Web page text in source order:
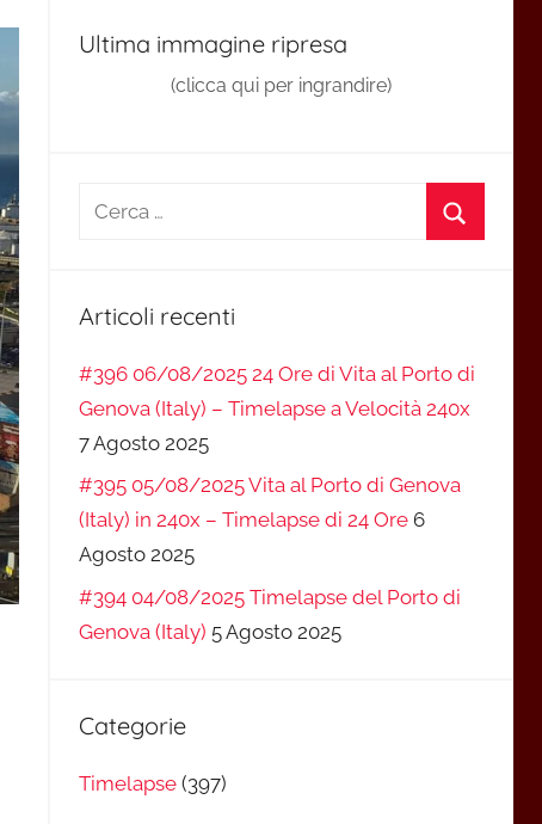
Ultima immagine ripresa
(clicca qui per ingrandire)
Ricerca
Articoli recenti
#396 06/08/2025 24 Ore di Vita al Porto di
Genova (Italy) – Timelapse a Velocità 240x
7 Agosto 2025
#395 05/08/2025 Vita al Porto di Genova
(Italy) in 240x – Timelapse di 24 Ore 6
Agosto 2025
#394 04/08/2025 Timelapse del Porto di
Genova (Italy) 5 Agosto 2025
Categorie
Timelapse(397)